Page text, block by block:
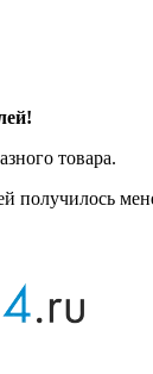
товара.
получилось